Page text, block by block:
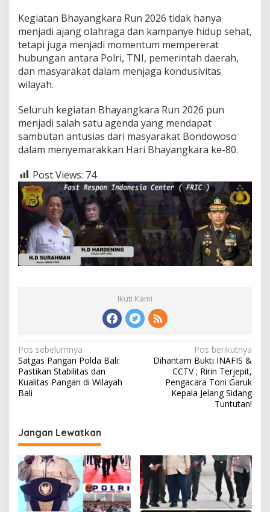
Kegiatan Bhayangkara Run 2026 tidak hanya
menjadi ajang olahraga dan kampanye hidup sehat,
tetapi juga menjadi momentum mempererat
hubungan antara Polri, TNI, pemerintah daerah,
dan masyarakat dalam menjaga kondusivitas
wilayah.
Seluruh kegiatan Bhayangkara Run 2026 pun
menjadi salah satu agenda yang mendapat
sambutan antusias dari masyarakat Bondowoso
dalam menyemarakkan Hari Bhayangkara ke-80.
Post Views: 74
Ikuti Kami
Navigasi
pos
Pos sebelumnya
Satgas Pangan Polda Bali:
Pastikan Stabilitas dan
Kualitas Pangan di Wilayah
Bali
Pos berikutnya
Dihantam Bukti INAFIS &
CCTV ; Ririn Terjepit,
Pengacara Toni Garuk
Kepala Jelang Sidang
Tuntutan!
Jangan Lewatkan